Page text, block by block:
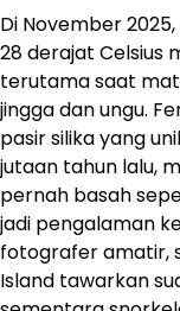
Di November
28 derajat Celsius
terutama saat
jingga dan ungu.
pasir silika yang
jutaan tahun lalu,
pernah basah
jadi pengalaman
fotografer amatir,
Island tawarkan